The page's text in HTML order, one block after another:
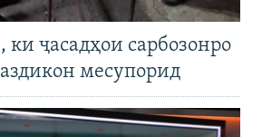
ки ҷасадҳои сарбозонро
месупорид